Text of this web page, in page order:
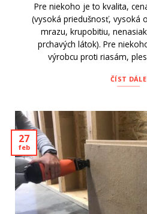
Pre niekoho je to kvalita,
(vysoká priedušnosť, vysoká
mrazu, krupobitiu,
prchavých látok). Pre
výrobcu proti riasám,
ČÍST DÁLE
27
feb